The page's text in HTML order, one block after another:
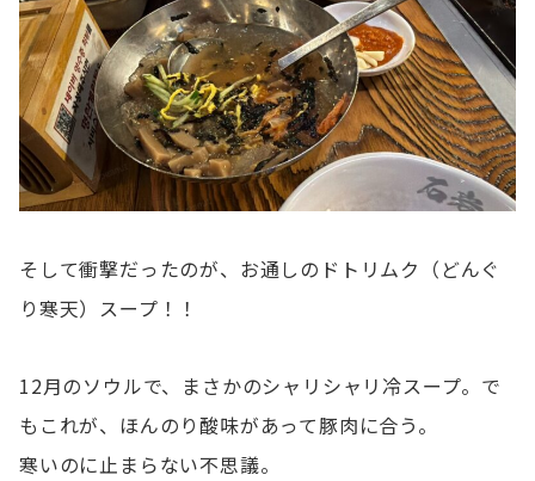
そして衝撃だったのが、お通しのドトリムク（どんぐ
り寒天）スープ！！
12月のソウルで、まさかのシャリシャリ冷スープ。で
もこれが、ほんのり酸味があって豚肉に合う。
寒いのに止まらない不思議。